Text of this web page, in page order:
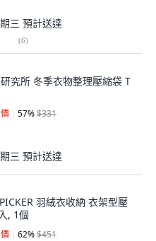
三 預計送達
(6)
究所 冬季衣物整理壓縮袋 T
57%$331
三 預計送達
羽絨衣收納 衣架型壓
, 1個
62%$451